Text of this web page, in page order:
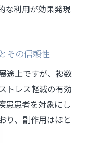
最新研究動向
な利用が効果発現
その信頼性
途上ですが、複数
トレス軽減の有効
患患者を対象にし
り、副作用はほと